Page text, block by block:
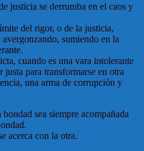
justicia se derrumba en el caos y
del rigor, o de la justicia,
sumiendo en la
cuando es una vara intolerante
justa para transformarse en otra
una arma de corrupción y
sea siempre acompañada
acerca con la otra.